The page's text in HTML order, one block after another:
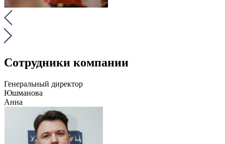
Сотрудники компании
Генеральный директор
Юшманова
Анна